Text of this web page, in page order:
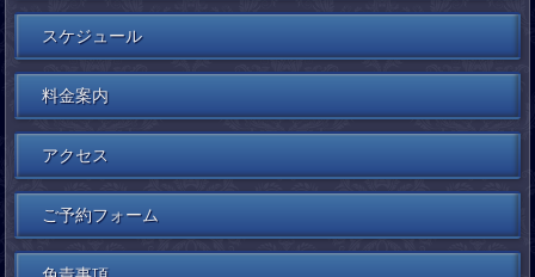
お役目、両親や兄弟、姉妹、
そしてこの人生においての大きな節目や
分岐点(ターニングポイント)などです。
つまり、生まれてから自分の選択で決めたものではなく、
生まれてくる前に自分で選択し決めたものとなります。
残っていません(覚えていません)。
次に「運命」です。
「運命」とは？
今回の事象は体感で霊的なエネルギーなのだと感じました。
何故ならお話しを聞いている途中から
急に頭がおもくなり、
その後「グワン、グワン」と頭に響きがきたかと思うと、
次に「ズキンズキン」と頭の
前頭葉あたりが痛くなり違和感を感じました。
そして、ある人物の顔や風貌が
その視えた人の特徴をお伝えしたところ
「心当たりがあります！！」と言われました。
第3チャクラの役割は消化と同化作用を司り、チャクラが
元気な場合は集中力が高く全てにおいて意欲と自信に
満ちていますが、チャクラが弱っている場合は
集中力が低下して息苦しさを感じ、
無気力で自信を失った状態になります。
第4チャクラの役割は調和の良いバランスのとれた
愛のエネルギーを司り、チャクラが元気な場合は
理性と感情のバランスがとれた状態となり、
チャクラが弱っている場合は常に不安や恐れ、
苛立ちを感じてしまい調和がとれなくなります。
第5チャクラの役割は浄化と調和の
つまり、見たい部分の奥を視る感じす。
そうすることにより、直視で視るよりは見えると思います。
どんな感じで見えるのか？
うっすらと霧状に見え、大きくなったり、
小さくなったりと伸縮して動いています。
オーラにはどんな色があると思いますか？
オーラの色は無数に存在します。
高次元からのリーディングメッセージを
次にオラクルカードですが、
こちらはわたしのオリジナルオラクルカードでございます。
カードの名前も「神我」オラクルカードです。
そのままですね(笑)
神我オラクルカードは44枚のカードで形成されています。
なぜ、オリジナルのオラクルカードを作成したか？
を少しお話しさせていただこうと思います。
スケジュール
料金案内
アクセス
ご予約フォーム